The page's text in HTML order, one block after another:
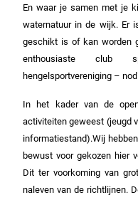
En waar je samen met je
waternatuur in de wijk. Er
geschikt is of kan worden
enthousiaste club
hengelsportvereniging –
In het kader van de
activiteiten geweest (jeugd
informatiestand).Wij
bewust voor gekozen hier
Dit ter voorkoming van
naleven van de richtlijnen.